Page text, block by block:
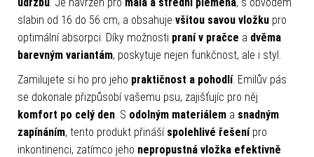
slabin od 16 do 56 cm, a obsahuje všitou savou vložku pro
optimální absorpci. Díky možnosti praní v pračce a dvěma
barevným variantám, poskytuje nejen funkčnost, ale i styl.
Zamilujete si ho pro jeho praktičnost a pohodlí. Emilův pás
se dokonale přizpůsobí vašemu psu, zajišťujíc pro něj
komfort po celý den. S odolným materiálem a snadným
zapínáním, tento produkt přináší spolehlivé řešenípro
inkontinenci, zatímco jeho nepropustná vložka efektivně